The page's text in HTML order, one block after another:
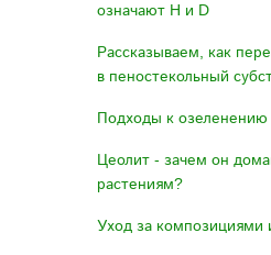
означают H и D
Рассказываем, как
в пеностекольный
Подходы к
Цеолит - зачем он
растениям?
Уход за композициями